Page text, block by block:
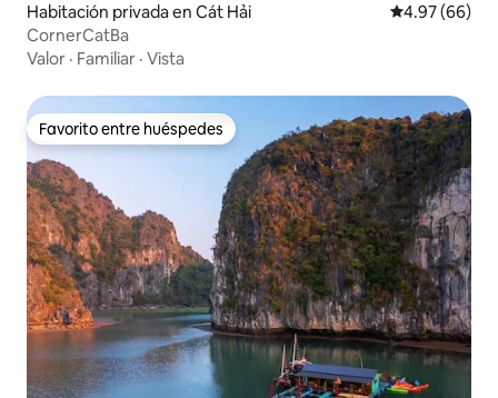
Habitación privada en Cát Hải Calificación
4.97 (66)
CornerCatBa
Valor · Familiar · Vista
Favorito entre huéspedes
Favorito entre huéspedes